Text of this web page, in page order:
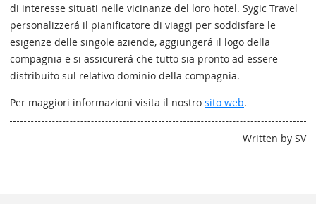
di interesse situati nelle vicinanze del loro hotel. Sygic Travel
personalizzerá il pianificatore di viaggi per soddisfare le
esigenze delle singole aziende, aggiungerá il logo della
compagnia e si assicurerá che tutto sia pronto ad essere
distribuito sul relativo dominio della compagnia.
Per maggiori informazioni visita il nostro sito web.
Written by SV